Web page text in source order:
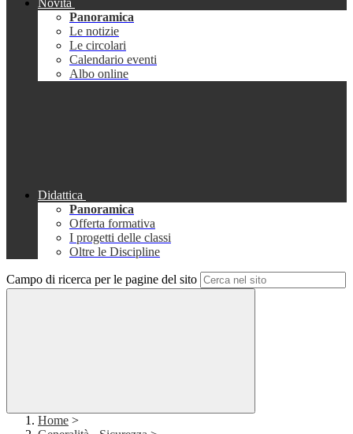
Novità
Panoramica
Le notizie
Le circolari
Calendario eventi
Albo online
Didattica
Panoramica
Offerta formativa
I progetti delle classi
Oltre le Discipline
Campo di ricerca per le pagine del sito
Home >